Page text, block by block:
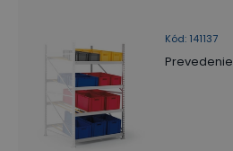
Kód: 141137
Prevedenie